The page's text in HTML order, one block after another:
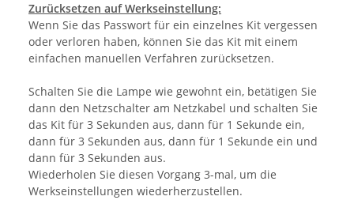
Zurücksetzen auf Werkseinstellung:
Wenn Sie das Passwort für ein einzelnes Kit vergessen
oder verloren haben, können Sie das Kit mit einem
einfachen manuellen Verfahren zurücksetzen.
Schalten Sie die Lampe wie gewohnt ein, betätigen Sie
dann den Netzschalter am Netzkabel und schalten Sie
das Kit für 3 Sekunden aus, dann für 1 Sekunde ein,
dann für 3 Sekunden aus, dann für 1 Sekunde ein und
dann für 3 Sekunden aus.
Wiederholen Sie diesen Vorgang 3-mal, um die
Werkseinstellungen wiederherzustellen.